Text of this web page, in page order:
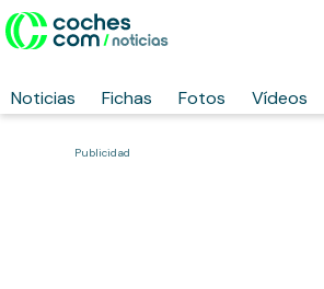
Noticias Fichas Fotos Vídeos
Publicidad